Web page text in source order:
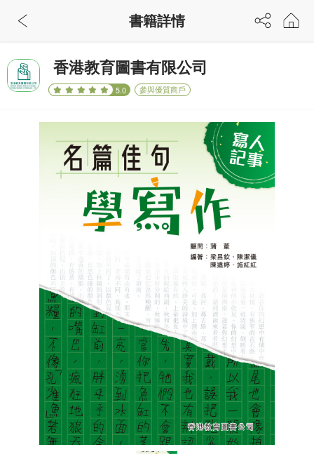
香港教育圖書有限公司
5.0 參與優質商戶
書籍詳情